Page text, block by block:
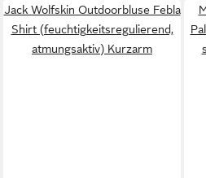
Jack Wolfskin Outdoorbluse Febla
Shirt (feuchtigkeitsregulierend,
atmungsaktiv) Kurzarm